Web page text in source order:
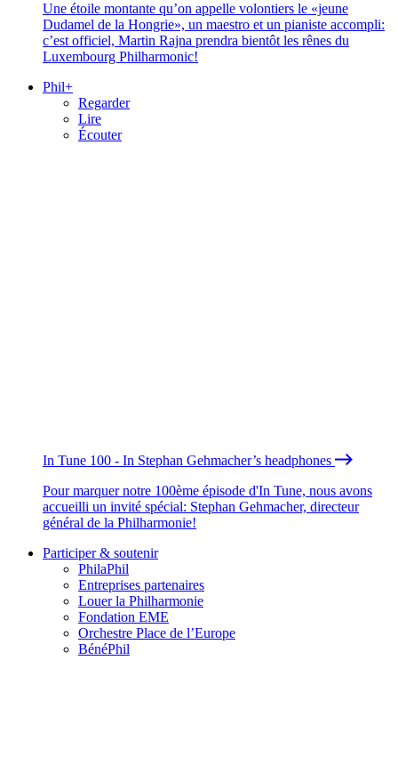
Une étoile montante qu’on appelle volontiers le «jeune
Dudamel de la Hongrie», un maestro et un pianiste accompli:
c’est officiel, Martin Rajna prendra bientôt les rênes du
Luxembourg Philharmonic!
Phil+
Regarder
Lire
Écouter
In Tune 100 - In Stephan Gehmacher’s headphones
Pour marquer notre 100ème épisode d'In Tune, nous avons
accueilli un invité spécial: Stephan Gehmacher, directeur
général de la Philharmonie!
Participer & soutenir
PhilaPhil
Entreprises partenaires
Louer la Philharmonie
Fondation EME
Orchestre Place de l’Europe
BénéPhil